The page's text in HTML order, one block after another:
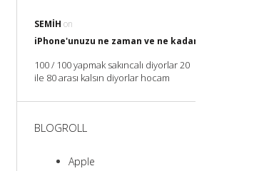
SEMIH on
iPhone'unuzu ne zaman ve ne kadar Şarj
100 / 100 yapmak sakıncalı diyorlar 20
ile 80 arası kalsın diyorlar hocam
BLOGROLL
Apple